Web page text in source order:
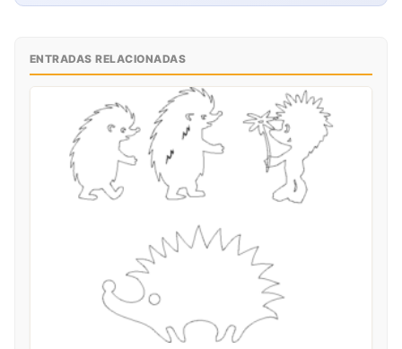
ENTRADAS RELACIONADAS